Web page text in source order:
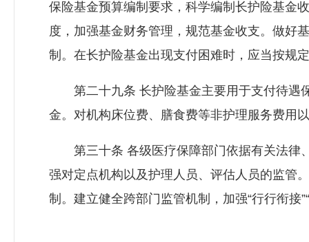
保险基金预算编制要求，科学编制长护险基金
度，加强基金财务管理，规范基金收支。做好
制。在长护险基金出现支付困难时，应当按规
第二十九条 长护险基金主要用于支付待遇
金。对机构床位费、膳食费等非护理服务费用
第三十条 各级医疗保障部门依据有关法律
强对定点机构以及护理人员、评估人员的监管
制。建立健全跨部门监管机制，加强“行行衔接